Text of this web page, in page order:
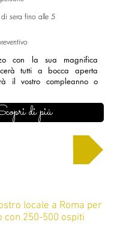
sera fino alle 5
con la sua magnifica
tutti a bocca aperta
il vostro compleanno o
di più
locale a Roma per
con 250-500 ospiti